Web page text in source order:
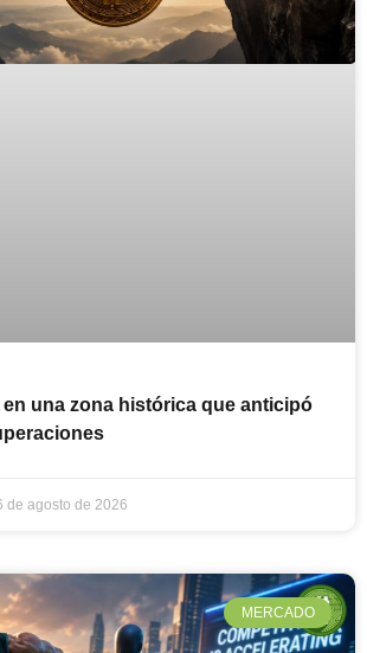
una zona histórica que anticipó
de agosto de 2026
MERCADO